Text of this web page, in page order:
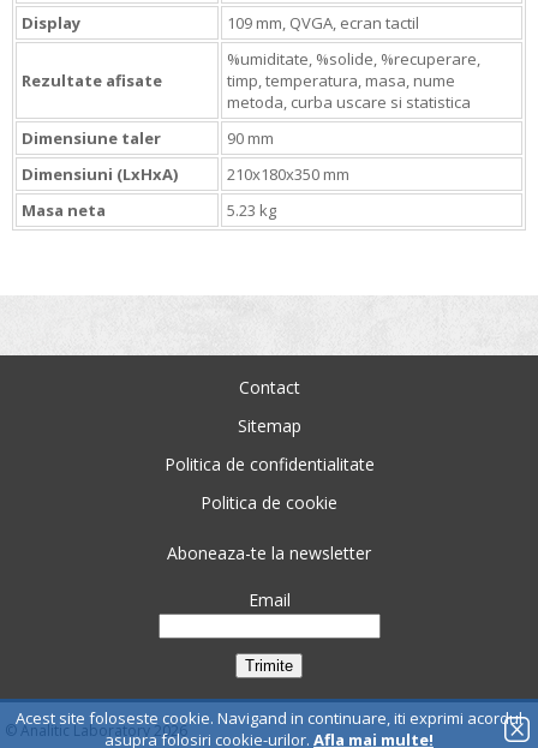
Display 109 mm, QVGA, ecran tactil
Rezultate afisate
%umiditate, %solide, %recuperare,
timp, temperatura, masa, nume
metoda, curba uscare si statistica
Dimensiune taler
90 mm
Dimensiuni (LxHxA)
210x180x350 mm
Masa neta
5.23 kg
Contact
Sitemap
Politica de confidentialitate
Politica de cookie
Aboneaza-te la newsletter
Email
© Analitic Laboratory 2026
Acest site foloseste cookie. Navigand in continuare, iti exprimi acordul
asupra folosiri cookie-urilor. Afla mai multe!